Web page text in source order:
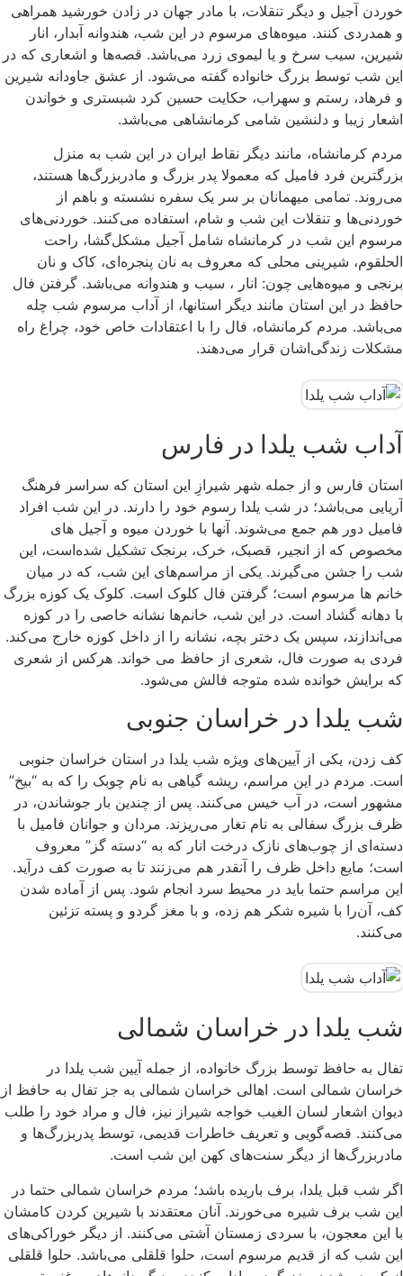
خوردن آجیل و دیگر تنقلات، با مادر جهان در زادن خورشید همراهی
و همدردی کنند. میوه‌های مرسوم در این شب، هندوانه آبدار، انار
شیرین، سیب سرخ و یا لیموی زرد می‌باشد. قصه‌ها و اشعاری که در
این شب توسط بزرگ خانواده گفته می‌شود. از عشق جاودانه شیرین
و فرهاد، رستم و سهراب، حکایت حسین کرد شبستری و خواندن
اشعار زیبا و دلنشین شامی کرمانشاهی می‌باشد.
مردم کرمانشاه، مانند دیگر نقاط ایران در این شب به منزل
بزرگترین فرد فامیل که معمولا پدر بزرگ و مادربزرگ‌ها هستند،
می‌روند. تمامی میهمانان بر سر یک سفره نشسته و باهم از
خوردنی‌ها و تنقلات این شب و شام، استفاده می‌کنند. خوردنی‌های
مرسوم این شب در کرمانشاه شامل آجیل مشکل‌گشا، راحت
الحلقوم، شیرینی محلی که معروف به نان پنجره‌ای، کاک و نان
برنجی و میوه‌هایی چون: انار ، سیب و هندوانه می‌باشد. گرفتن فال
حافظ در این استان مانند دیگر استانها، از آداب مرسوم شب چله
می‌باشد. مردم کرمانشاه، فال را با اعتقادات خاص خود، چراغ راه
مشکلات زندگی‌اشان قرار می‌دهند.
آداب شب یلدا در فارس
استان فارس و از جمله شهر شیرازِ این استان که سراسر فرهنگ
آریایی می‌باشد؛ در شب یلدا رسوم خود را دارند. در این شب افراد
فامیل دور هم جمع می‌شوند. آنها با خوردن میوه و آجیل های
مخصوص که از انجیر، قصبک، خرک، برنجک تشکیل شده‌است، این
شب را جشن می‌گیرند. یکی از مراسم‌های این شب، که در میان
خانم ها مرسوم است؛ گرفتن فال کلوک است. کلوک یک کوزه بزرگ
با دهانه گشاد است. در این شب، خانم‌ها نشانه خاصی را در کوزه
می‌اندازند، سپس یک دختر بچه، نشانه را از داخل کوزه خارج می‌کند.
فردی به صورت فال، شعری از حافظ می خواند. هرکس از شعری
که برایش خوانده شده متوجه فالش می‌شود.
شب یلدا در خراسان جنوبی
کف زدن، یکی از آیین‌های ویژه شب یلدا در استان خراسان جنوبی
است. مردم در این مراسم، ریشه گیاهی به نام چوبک را که به “بیخ”
مشهور است، در آب خیس می‌کنند. پس از چندین بار جوشاندن، در
ظرف بزرگ سفالی به نام تغار می‌ریزند. مردان و جوانان فامیل با
دسته‌ای از چوب‌های نازک درخت انار که به “دسته گز” معروف
است؛ مایع داخل ظرف را آنقدر هم می‌زنند تا به صورت کف درآید.
این مراسم حتما باید در محیط سرد انجام شود. پس از آماده شدن
کف، آن‌را با شیره شکر هم زده، و با مغز گردو و پسته تزئین
می‌کنند.
شب یلدا در خراسان شمالی
تفال به حافظ توسط بزرگ خانواده‌، از جمله آیین‌ شب یلدا در
خراسان شمالی است. اهالی خراسان شمالی به جز تفال به حافظ از
دیوان اشعار لسان الغیب خواجه شیراز نیز، فال و مراد خود را طلب
می‌کنند. قصه‌گویی و تعریف خاطرات قدیمی، توسط پدربزرگ‌ها و
مادربزرگ‌ها از دیگر سنت‌های کهن این شب است.
اگر شب قبل یلدا، برف باریده باشد؛ مردم خراسان شمالی حتما در
این شب برف شیره می‌خورند. آنان معتقدند با شیرین کردن کامشان
با این معجون، با سردی زمستان آشتی می‌کنند. از دیگر خوراکی‌های
این شب که از قدیم مرسوم است، حلوا قلقلی می‌باشد. حلوا قلقلی